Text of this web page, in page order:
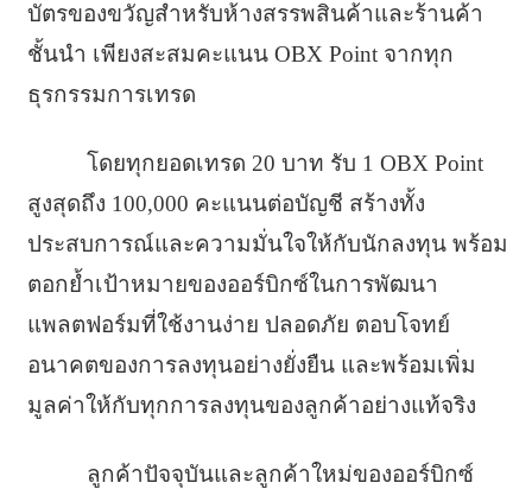
บัตรของขวัญสำหรับห้างสรรพสินค้าและร้านค้า
ชั้นนำ เพียงสะสมคะแนน OBX Point จากทุก
ธุรกรรมการเทรด
โดยทุกยอดเทรด 20 บาท รับ 1 OBX Point
สูงสุดถึง 100,000 คะแนนต่อบัญชี สร้างทั้ง
ประสบการณ์และความมั่นใจให้กับนักลงทุน พร้อม
ตอกย้ำเป้าหมายของออร์บิกซ์ในการพัฒนา
แพลตฟอร์มที่ใช้งานง่าย ปลอดภัย ตอบโจทย์
อนาคตของการลงทุนอย่างยั่งยืน และพร้อมเพิ่ม
มูลค่าให้กับทุกการลงทุนของลูกค้าอย่างแท้จริง
ลูกค้าปัจจุบันและลูกค้าใหม่ของออร์บิกซ์